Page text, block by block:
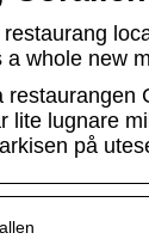
a whole new
lite lugnare
på